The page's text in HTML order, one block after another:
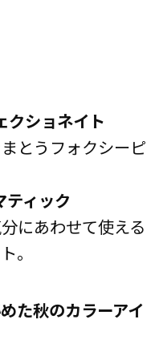
ショネイト
とうフォクシーピ
ィック
にあわせて使える
。
た秋のカラーアイ